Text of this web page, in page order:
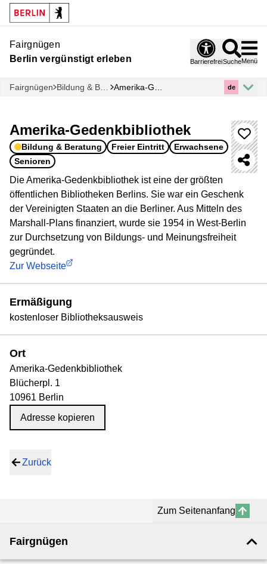
Fairgnügen
Berlin vergünstigt erleben
BarrierefreiSucheMenü
Fairgnügen Bildung & Beratung Amerika-Gedenkbibliothek de
Amerika-Gedenkbibliothek
Bildung & Beratung Freier Eintritt
Erwachsene
Senioren
Die Amerika-Gedenkbibliothek ist eine der größten
öffentlichen Bibliotheken Berlins. Sie war ein Geschenk
der Vereinigten Staaten an die Berliner. Aus Mitteln des
Marshall-Plans finanziert, wurde sie 1954 in West-Berlin
zur Durchsetzung von Bildungs- und Meinungsfreiheit
gegründet.
Zur Webseite
Ermäßigung
kostenloser Bibliotheksausweis
Ort
Amerika-Gedenkbibliothek
Blücherpl. 1
10961 Berlin
Adresse kopieren
Zurück
Zum Seitenanfang
Fairgnügen